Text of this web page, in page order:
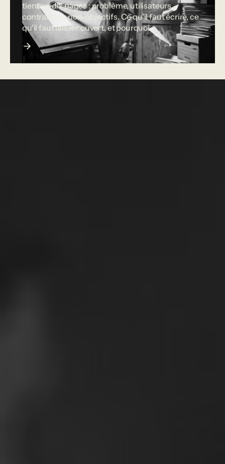
tient en dix pages : problème, utilisateurs,
contraintes, non-objectifs. Ce qu'il faut écrire, ce
qu'il faut laisser ouvert, et pourquoi.